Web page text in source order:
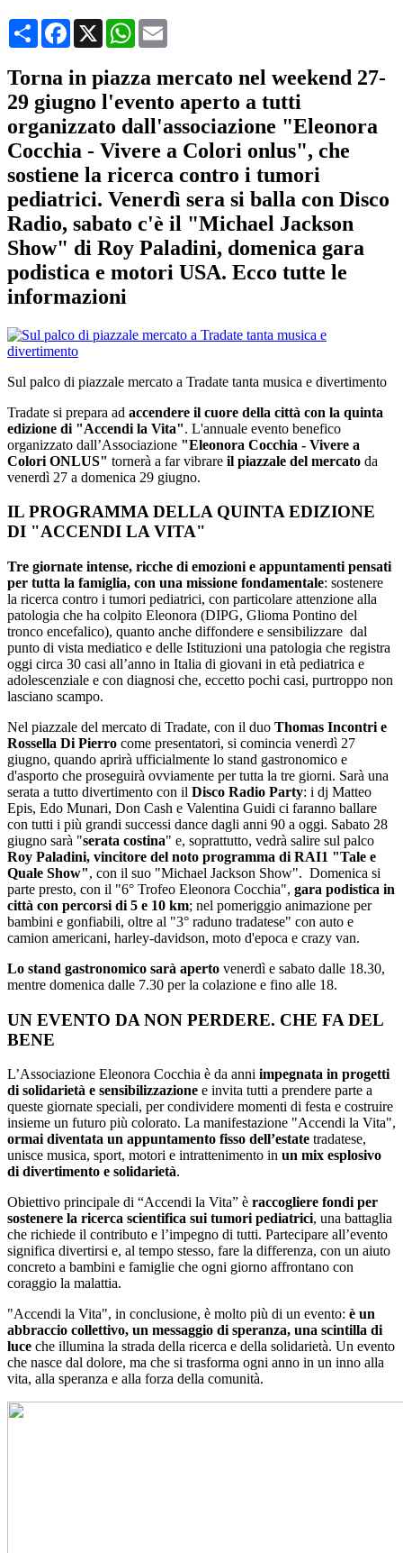
CondividiFacebook
X WhatsApp
Torna in piazza mercato nel weekend 27-
29 giugno l'evento aperto a tutti
organizzato dall'associazione "Eleonora
Cocchia - Vivere a Colori onlus", che
sostiene la ricerca contro i tumori
pediatrici. Venerdì sera si balla con Disco
Radio, sabato c'è il "Michael Jackson
Show" di Roy Paladini, domenica gara
podistica e motori USA. Ecco tutte le
informazioni
Sul palco di piazzale mercato a Tradate tanta musica e divertimento
Tradate si prepara ad accendere il cuore della città con la quinta
edizione di "Accendi la Vita". L'annuale evento benefico
organizzato dall’Associazione "Eleonora Cocchia - Vivere a
Colori ONLUS" tornerà a far vibrare il piazzale del mercato da
venerdì 27 a domenica 29 giugno.
IL PROGRAMMA DELLA QUINTA EDIZIONE
DI "ACCENDI LA VITA"
Tre giornate intense, ricche di emozioni e appuntamenti pensati
per tutta la famiglia, con una missione fondamentale: sostenere
la ricerca contro i tumori pediatrici, con particolare attenzione alla
patologia che ha colpito Eleonora (DIPG, Glioma Pontino del
tronco encefalico), quanto anche diffondere e sensibilizzare dal
punto di vista mediatico e delle Istituzioni una patologia che registra
oggi circa 30 casi all’anno in Italia di giovani in età pediatrica e
adolescenziale e con diagnosi che, eccetto pochi casi, purtroppo non
lasciano scampo.
Nel piazzale del mercato di Tradate, con il duo Thomas Incontri e
Rossella Di Pierro come presentatori, si comincia venerdì 27
giugno, quando aprirà ufficialmente lo stand gastronomico e
d'asporto che proseguirà ovviamente per tutta la tre giorni. Sarà una
serata a tutto divertimento con il Disco Radio Party: i dj Matteo
Epis, Edo Munari, Don Cash e Valentina Guidi ci faranno ballare
con tutti i più grandi successi dance dagli anni 90 a oggi. Sabato 28
giugno sarà "serata costina" e, soprattutto, vedrà salire sul palco
Roy Paladini, vincitore del noto programma di RAI1 "Tale e
Quale Show", con il suo "Michael Jackson Show". Domenica si
parte presto, con il "6° Trofeo Eleonora Cocchia", gara podistica in
città con percorsi di 5 e 10 km; nel pomeriggio animazione per
bambini e gonfiabili, oltre al "3° raduno tradatese" con auto e
camion americani, harley-davidson, moto d'epoca e crazy van.
Lo stand gastronomico sarà aperto venerdì e sabato dalle 18.30,
mentre domenica dalle 7.30 per la colazione e fino alle 18.
UN EVENTO DA NON PERDERE. CHE FA DEL
BENE
L’Associazione Eleonora Cocchia è da anni impegnata in progetti
di solidarietà e sensibilizzazione e invita tutti a prendere parte a
queste giornate speciali, per condividere momenti di festa e costruire
insieme un futuro più colorato. La manifestazione "Accendi la Vita",
ormai diventata un appuntamento fisso dell’estate tradatese,
unisce musica, sport, motori e intrattenimento in un mix esplosivo
di divertimento e solidarietà.
Obiettivo principale di “Accendi la Vita” è raccogliere fondi per
sostenere la ricerca scientifica sui tumori pediatrici, una battaglia
che richiede il contributo e l’impegno di tutti. Partecipare all’evento
significa divertirsi e, al tempo stesso, fare la differenza, con un aiuto
concreto a bambini e famiglie che ogni giorno affrontano con
coraggio la malattia.
"Accendi la Vita", in conclusione, è molto più di un evento: è un
abbraccio collettivo, un messaggio di speranza, una scintilla di
luce che illumina la strada della ricerca e della solidarietà. Un evento
che nasce dal dolore, ma che si trasforma ogni anno in un inno alla
vita, alla speranza e alla forza della comunità.